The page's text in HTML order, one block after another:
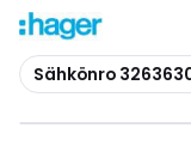
Kopioi
Sähkönro